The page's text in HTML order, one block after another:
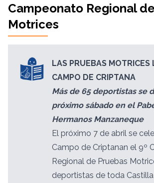
Campeonato Regional
Motrices
LAS PRUEBAS MOTRICES
CAMPO DE CRIPTANA
Más de 65 deportistas se
próximo sábado en el
Hermanos Manzaneque
El próximo 7 de abril se
Campo de Criptanan el 9º
Regional de Pruebas
deportistas de toda